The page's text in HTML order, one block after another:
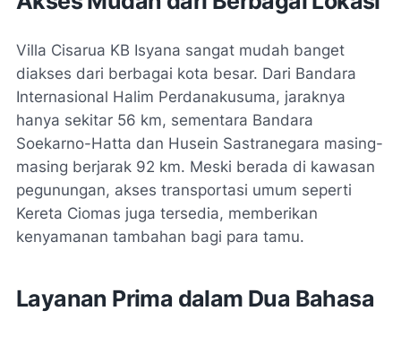
Villa Cisarua KB Isyana sangat mudah banget
diakses dari berbagai kota besar. Dari Bandara
Internasional Halim Perdanakusuma, jaraknya
hanya sekitar 56 km, sementara Bandara
Soekarno-Hatta dan Husein Sastranegara masing-
masing berjarak 92 km. Meski berada di kawasan
pegunungan, akses transportasi umum seperti
Kereta Ciomas juga tersedia, memberikan
kenyamanan tambahan bagi para tamu.
Layanan Prima dalam Dua Bahasa